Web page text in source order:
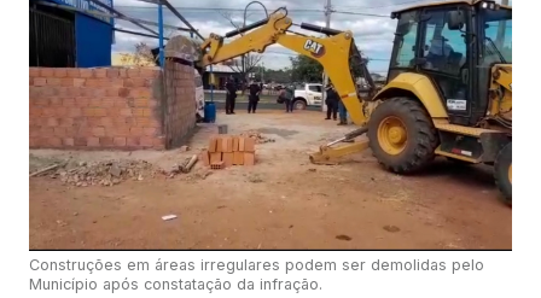
Construções em áreas irregulares podem ser demolidas pelo
Município após constatação da infração.